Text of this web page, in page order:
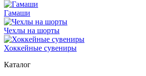
Гамаши
Чехлы на шорты
Хоккейные сувениры
Каталог